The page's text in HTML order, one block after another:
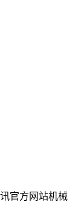
讯官方网站机械